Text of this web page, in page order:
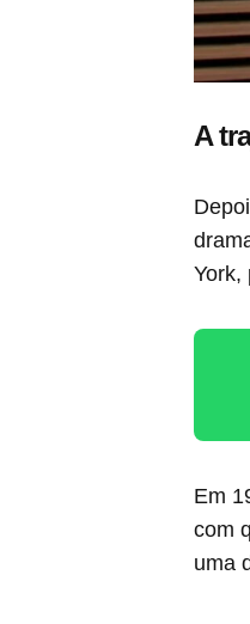
A
York,
Em
com
uma